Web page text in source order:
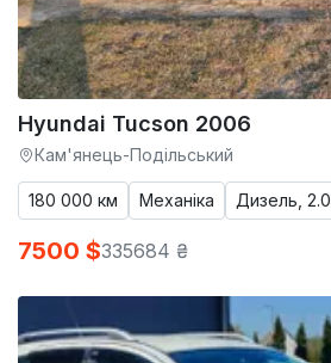
Hyundai Tucson 2006
Кам'янець-Подільський
180 000 км Механіка Дизель, 2.0
7500 $335684 ₴